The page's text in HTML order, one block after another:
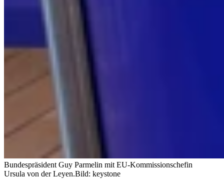
Bundespräsident Guy Parmelin mit EU-Kommissionschefin
Ursula von der Leyen.Bild: keystone